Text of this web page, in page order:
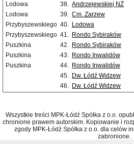
Lodowa
38. Andrzejewskiej NŻ
Lodowa
39. Cm. Zarzew
Przybyszewskiego 40. Lodowa
Przybyszewskiego 41. Rondo Sybiraków
Puszkina
42. Rondo Sybiraków
Puszkina
43. Rondo Inwalidów
Puszkina
44. Rondo Inwalidów
45. Dw. Łódź Widzew
46. Dw. Łódź Widzew
Wszystkie treści MPK-Łódź Spółka z o.o.
chronione prawem autorskim. Kopiowanie i
zgody MPK-Łódź Spółka z o.o. dla celów
zabronione.